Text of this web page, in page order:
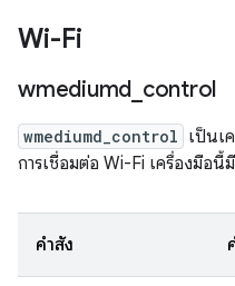
Wi-Fi
wmediumd control
wmediumd_control เป็นเ
การเชื่อมต่อ Wi-Fi เครื่องมือ
คำสั่ง